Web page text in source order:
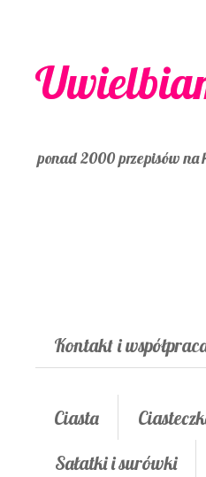
ponad 2000 przepisów na
Kontakt i
Ciasta
Sałatki i surówki